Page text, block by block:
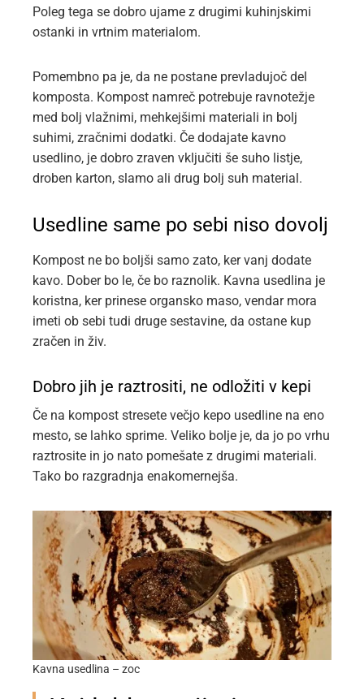
Poleg tega se dobro ujame z drugimi kuhinjskimi
ostanki in vrtnim materialom.
Pomembno pa je, da ne postane prevladujoč del
komposta. Kompost namreč potrebuje ravnotežje
med bolj vlažnimi, mehkejšimi materiali in bolj
suhimi, zračnimi dodatki. Če dodajate kavno
usedlino, je dobro zraven vključiti še suho listje,
droben karton, slamo ali drug bolj suh material.
Usedline same po sebi niso dovolj
Kompost ne bo boljši samo zato, ker vanj dodate
kavo. Dober bo le, če bo raznolik. Kavna usedlina je
koristna, ker prinese organsko maso, vendar mora
imeti ob sebi tudi druge sestavine, da ostane kup
zračen in živ.
Dobro jih je raztrositi, ne odložiti v kepi
Če na kompost stresete večjo kepo usedline na eno
mesto, se lahko sprime. Veliko bolje je, da jo po vrhu
raztrosite in jo nato pomešate z drugimi materiali.
Tako bo razgradnja enakomernejša.
Kavna usedlina – zoc